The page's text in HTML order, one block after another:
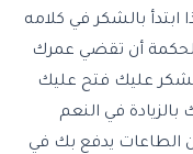
ابتدأ بالشكر في كلامه
أن تقضي عمرك
عليك فتح عليك
بالزيادة في النعم
الطاعات يدفع بك في